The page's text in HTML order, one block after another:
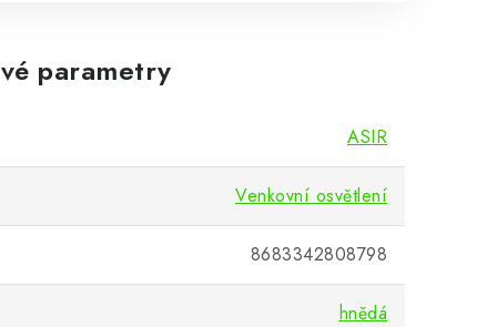
parametry
ASIR
Venkovní osvětlení
8683342808798
hnědá